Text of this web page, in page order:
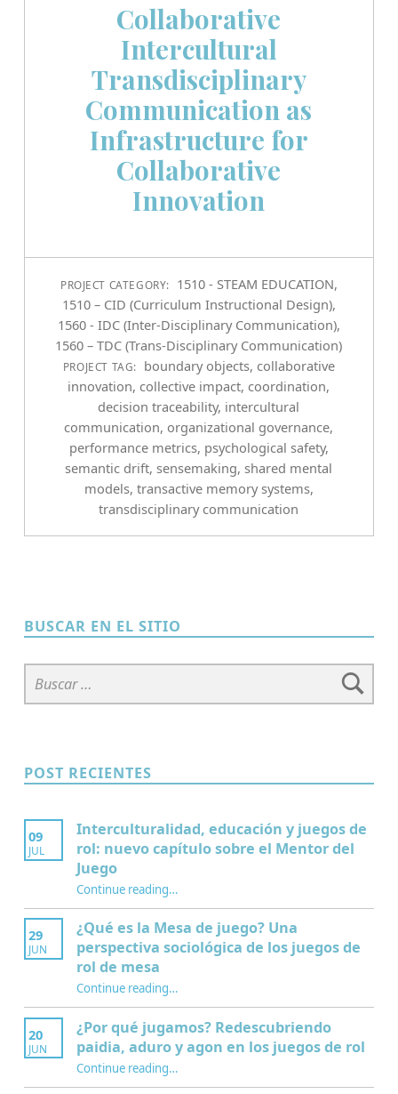
Collaborative
Intercultural
Transdisciplinary
Communication as
Infrastructure for
Collaborative
Innovation
PROJECT CATEGORY: 1510 - STEAM EDUCATION,
1510 – CID (Curriculum Instructional Design),
1560 - IDC (Inter-Disciplinary Communication),
1560 – TDC (Trans-Disciplinary Communication)
PROJECT TAG: boundary objects, collaborative
innovation, collective impact, coordination,
decision traceability, intercultural
communication, organizational governance,
performance metrics, psychological safety,
semantic drift, sensemaking, shared mental
models, transactive memory systems,
transdisciplinary communication
BUSCAR EN EL SITIO
Buscar:
POST RECIENTES
09
JUL
Interculturalidad, educación y juegos de
rol: nuevo capítulo sobre el Mentor del
Juego
Continue reading“Interculturalidad, educación y juegos de rol: nuevo capítulo sobre el Mentor del Juego”
…
29
JUN
¿Qué es la Mesa de juego? Una
perspectiva sociológica de los juegos de
rol de mesa
Continue reading“¿Qué es la Mesa de juego? Una perspectiva sociológica de los juegos de rol de mesa”
…
20
JUN
¿Por qué jugamos? Redescubriendo
paidia, aduro y agon en los juegos de rol
Continue reading“¿Por qué jugamos? Redescubriendo paidia, aduro y agon en los juegos de rol”
…